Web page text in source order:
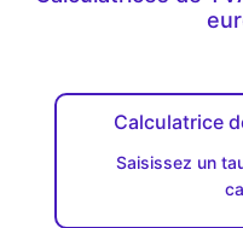
Calculatrice
Saisissez un